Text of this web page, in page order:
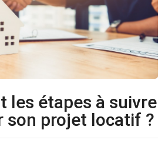
les étapes à suivre
son projet locatif ?